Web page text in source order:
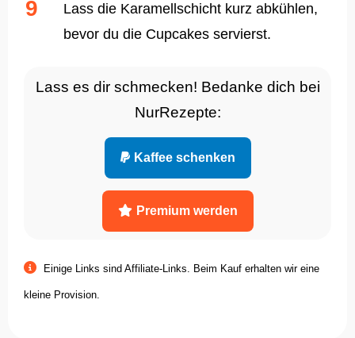
Lass die Karamellschicht kurz abkühlen,
bevor du die Cupcakes servierst.
Lass es dir schmecken! Bedanke dich bei
NurRezepte:
Kaffee schenken
Premium werden
Einige Links sind Affiliate-Links. Beim Kauf erhalten wir eine
kleine Provision.